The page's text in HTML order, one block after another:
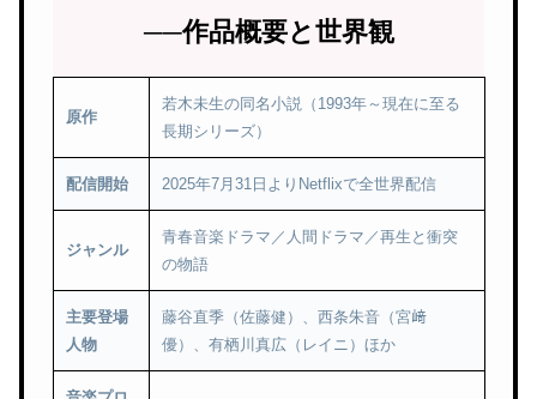
──作品概要と世界観
原作
若木未生の同名小説（1993年～現在に至る
長期シリーズ）
配信開始 2025年7月31日よりNetflixで全世界配信
ジャンル
青春音楽ドラマ／人間ドラマ／再生と衝突
の物語
主要登場
人物
藤谷直季（佐藤健）、西条朱音（宮﨑
優）、有栖川真広（レイニ）ほか